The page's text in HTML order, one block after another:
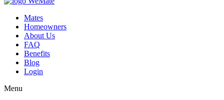
Mates
Homeowners
About Us
FAQ
Benefits
Blog
Login
Menu